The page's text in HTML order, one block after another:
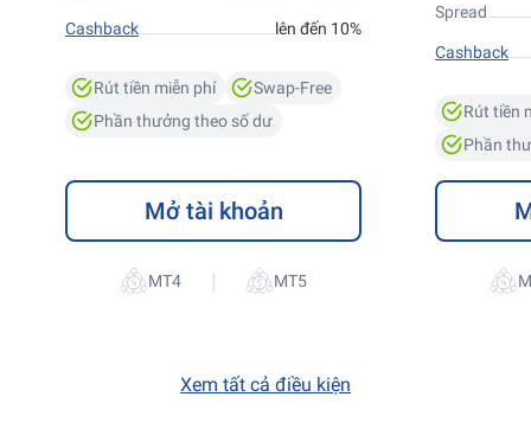
Cashback lên đến 10%
Rút tiền miễn phí
Swap-Free
Phần thưởng theo số dư
Mở tài khoản
|
Spread
Cashback
Rút tiền
Phần
Xem tất cả điều kiện